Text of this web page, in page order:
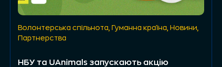
Волонтерська спільнота Гуманна країна Новини
Партнерства
НБУ та UAnimals запускають акцію